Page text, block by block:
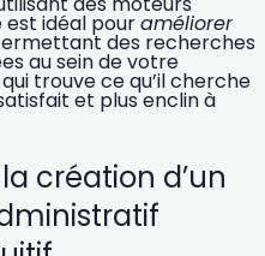
est idéal pouraméliorer
des recherches
au sein de votre
trouve ce qu’il cherche
et plus enclin à
création d’un